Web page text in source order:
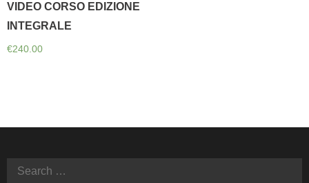
VIDEO CORSO EDIZIONE
INTEGRALE
€240.00